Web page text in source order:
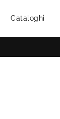
Cataloghi